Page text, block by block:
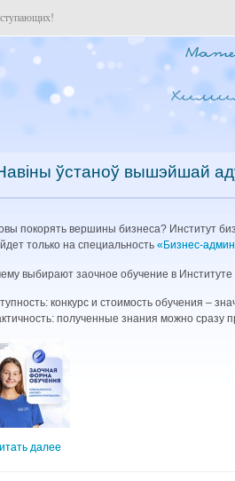
ўстаноў вышэйшай
покорять вершины бизнеса? Институт
только на специальность «Бизнес-
выбирают заочное обучение в
конкурс и стоимость обучения –
полученные знания можно сразу
далее